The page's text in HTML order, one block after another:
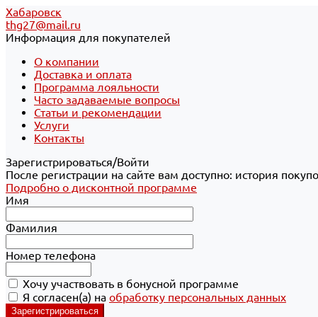
Хабаровск
thg27@mail.ru
Информация для покупателей
О компании
Доставка и оплата
Программа лояльности
Часто задаваемые вопросы
Статьи и рекомендации
Услуги
Контакты
Зарегистрироваться/Войти
После регистрации на сайте вам доступно: история
Подробно о дисконтной программе
Имя
Фамилия
Номер телефона
Хочу участвовать в бонусной программе
Я согласен(а) на обработку персональных данных